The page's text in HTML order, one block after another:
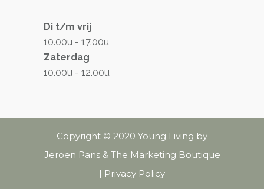
Di t/m vrij
10.00u - 17.00u
Zaterdag
10.00u - 12.00u
Copyright © 2020 Young Living by
Jeroen Pans & The Marketing Boutique
| Privacy Policy